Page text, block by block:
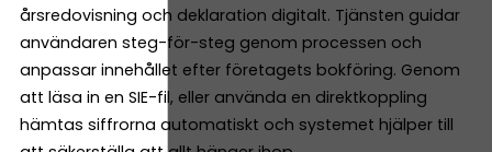
årsredovisning och deklaration digitalt. Tjänsten guidar
användaren steg-för-steg genom processen och
anpassar innehållet efter företagets bokföring. Genom
att läsa in en SIE-fil, eller använda en direktkoppling
hämtas siffrorna automatiskt och systemet hjälper till